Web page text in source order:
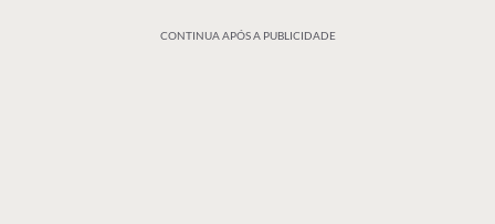
CONTINUA APÓS A PUBLICIDADE